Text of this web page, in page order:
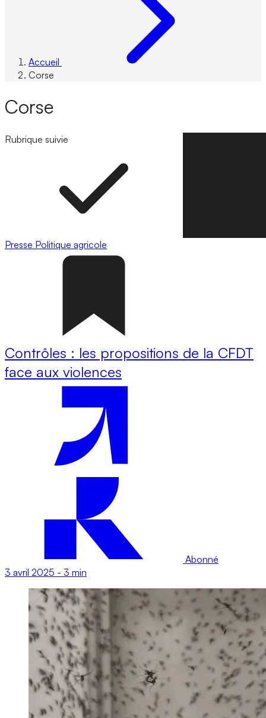
Accueil
Corse
Corse
Rubrique suivie
Presse Politique agricole
Contrôles : les propositions de la CFDT
face aux violences
Abonné
3 avril 2025 - 3 min